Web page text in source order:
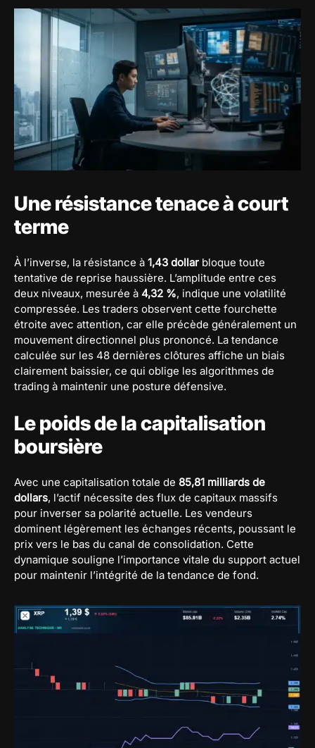
Une résistance tenace à court
terme
À l’inverse, la résistance à 1,43 dollar bloque toute
tentative de reprise haussière. L’amplitude entre ces
deux niveaux, mesurée à 4,32 %, indique une volatilité
compressée. Les traders observent cette fourchette
étroite avec attention, car elle précède généralement un
mouvement directionnel plus prononcé. La tendance
calculée sur les 48 dernières clôtures affiche un biais
clairement baissier, ce qui oblige les algorithmes de
trading à maintenir une posture défensive.
Le poids de la capitalisation
boursière
Avec une capitalisation totale de 85,81 milliards de
dollars, l’actif nécessite des flux de capitaux massifs
pour inverser sa polarité actuelle. Les vendeurs
dominent légèrement les échanges récents, poussant le
prix vers le bas du canal de consolidation. Cette
dynamique souligne l’importance vitale du support actuel
pour maintenir l’intégrité de la tendance de fond.